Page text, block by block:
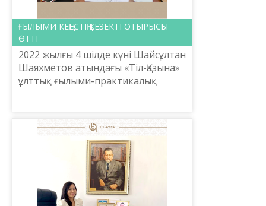
ҒЫЛЫМИ КЕҢЕСТІҢ КЕЗЕКТІ ОТЫРЫСЫ
ӨТТІ
2022 жылғы 4 шілде күні Шайсұлтан
Шаяхметов атындағы «Тіл-Қазына»
ұлттық ғылыми-практикалық
«Мемлекеттік тапсырма...